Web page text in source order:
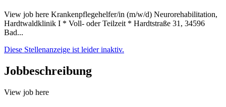
View job here Krankenpflegehelfer/in (m/w/d) Neurorehabilitation,
Hardtwaldklinik I * Voll- oder Teilzeit * Hardtstraße 31, 34596
Bad...
Diese Stellenanzeige ist leider inaktiv.
Jobbeschreibung
View job here